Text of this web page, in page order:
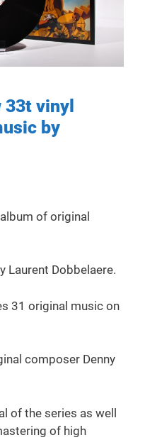
33t vinyl
by
of original
Laurent Dobbelaere.
31 original music on
composer Denny
of the series as well
of high